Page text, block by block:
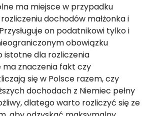
ma miejsce w przypadku
dochodów małżonka i
on podatnikowi tylko i
obowiązku
istotne dla rozliczenia
ma znaczenia fakt czy
się w Polsce razem, czy
dochodach z Niemiec pełny
dlatego warto rozliczyć się ze